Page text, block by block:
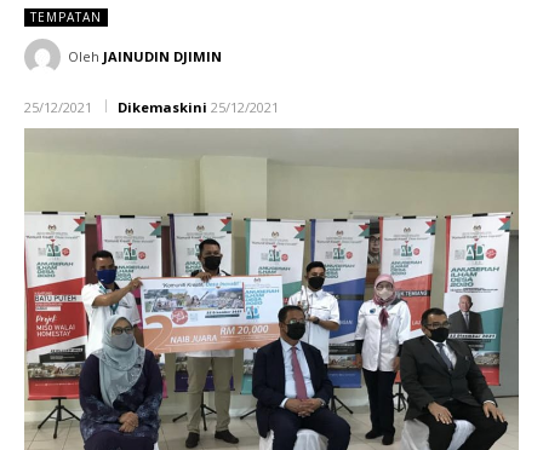
TEMPATAN
Oleh JAINUDIN DJIMIN
25/12/2021 Dikemaskini 25/12/2021